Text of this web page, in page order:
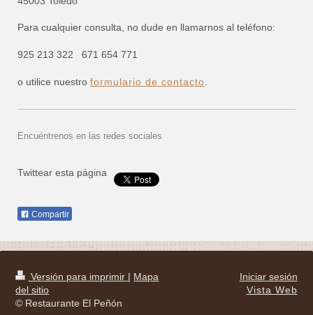
Para cualquier consulta, no dude en llamarnos al teléfono:
925 213 322 671 654 771
o utilice nuestro formulario de contacto
Encuéntrenos en las redes sociales
Twittear esta página
Compartir
Versión para imprimir | Mapa
del sitio
© Restaurante El Peñón
Iniciar sesión
Vista Web